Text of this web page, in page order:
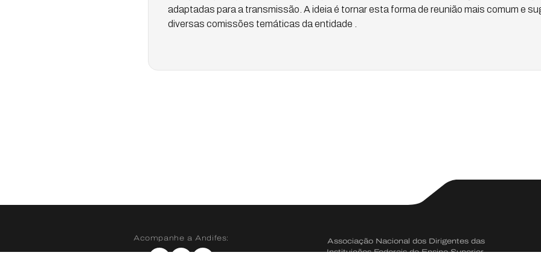
adaptadas para a transmissão. A ideia é tornar esta forma de reunião mais comum e
diversas comissões temáticas da entidade .
Acompanhe a Andifes:
Associação Nacional dos Dirigentes das
Instituições Federais de Ensino Superior.